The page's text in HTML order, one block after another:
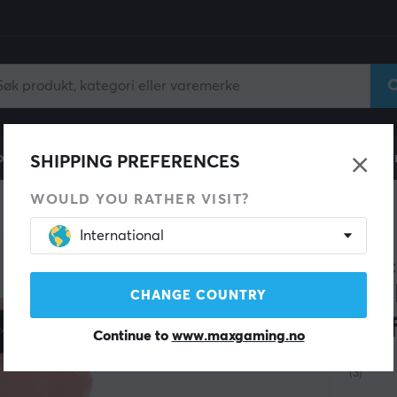
Gamingstol Mobiltilbehør
SHIPPING PREFERENCES
WOULD YOU RATHER VISIT?
International
CHANGE COUNTRY
Continue to www.maxgaming.no
(3)